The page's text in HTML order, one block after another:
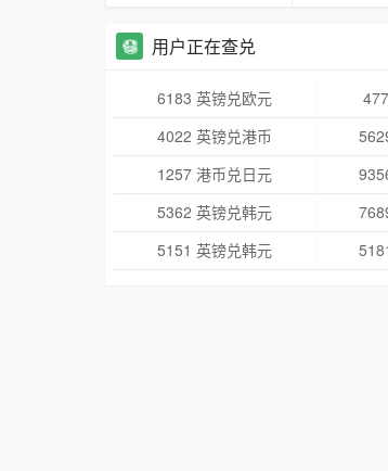
用户正在查兑
6183 英镑兑欧元
4022 英镑兑港币
1257 港币兑日元
5362 英镑兑韩元
5151 英镑兑韩元